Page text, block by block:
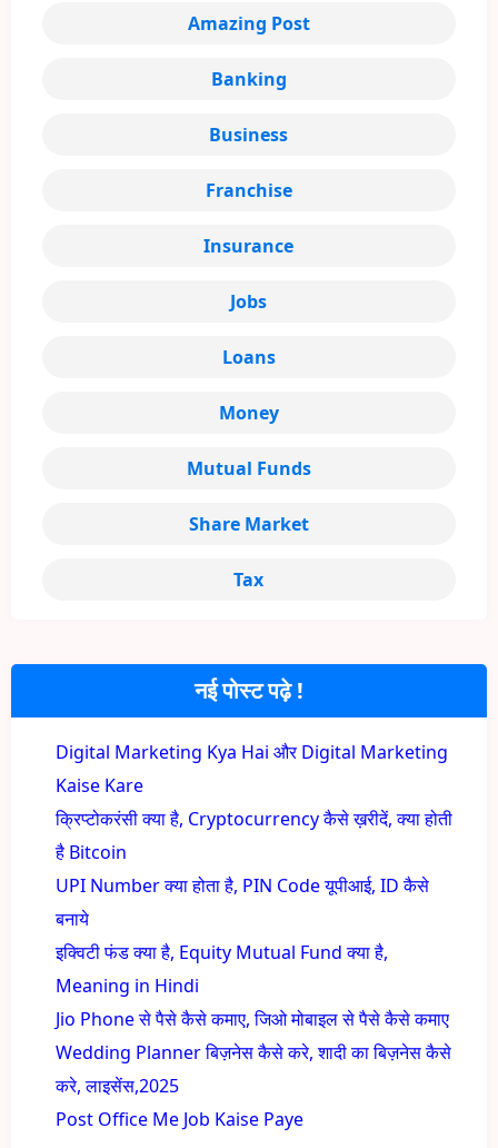
नई पोस्ट पढ़े !
Digital Marketing Kya Hai और Digital Marketing
Kaise Kare
क्रिप्टोकरंसी क्या है, Cryptocurrency कैसे ख़रीदें, क्या होती
है Bitcoin
UPI Number क्या होता है, PIN Code यूपीआई, ID कैसे
बनाये
इक्विटी फंड क्या है, Equity Mutual Fund क्या है,
Meaning in Hindi
Jio Phone से पैसे कैसे कमाए, जिओ मोबाइल से पैसे कैसे कमाए
Wedding Planner बिज़नेस कैसे करे, शादी का बिज़नेस कैसे
करे, लाइसेंस,2025
Post Office Me Job Kaise Paye
Amazing Post
Banking
Business
Franchise
Insurance
Jobs
Loans
Money
Mutual Funds
Share Market
Tax